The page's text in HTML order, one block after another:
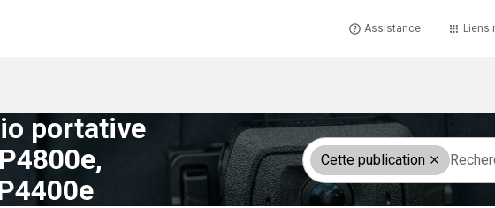
Assistance Liens
portative
Cette publication